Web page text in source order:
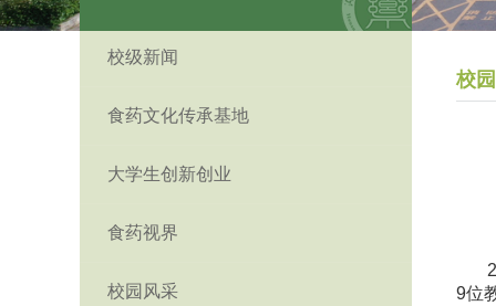
校级新闻
食药文化传承基地
大学生创新创业
食药视界
校园风采
校
9位